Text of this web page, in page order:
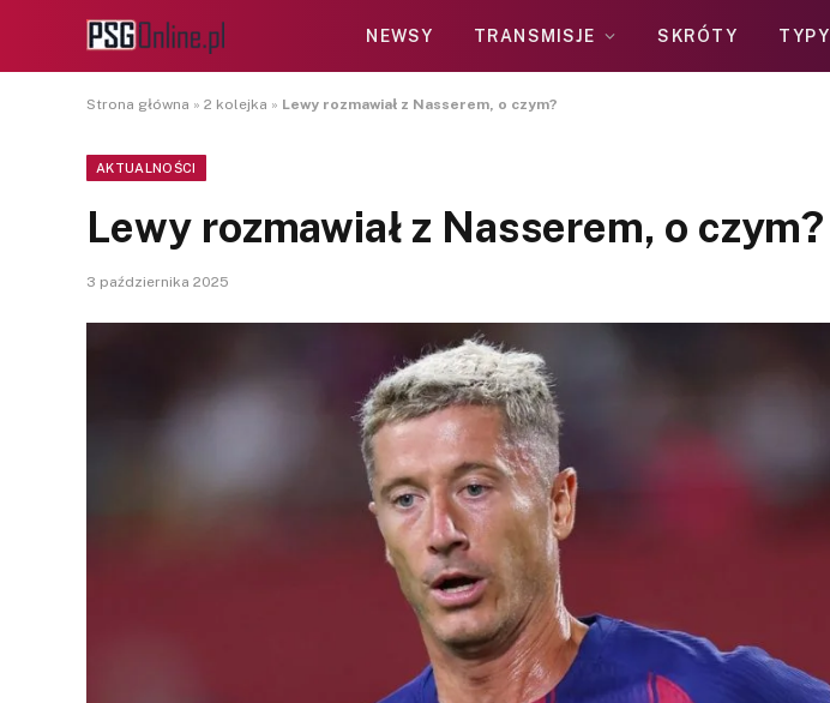
NEWSY TRANSMISJE SKRÓTY TYPY
Strona główna » 2 kolejka » Lewy rozmawiał z Nasserem, o czym?
AKTUALNOŚCI
Lewy rozmawiał z Nasserem, o czym?
3 października 2025